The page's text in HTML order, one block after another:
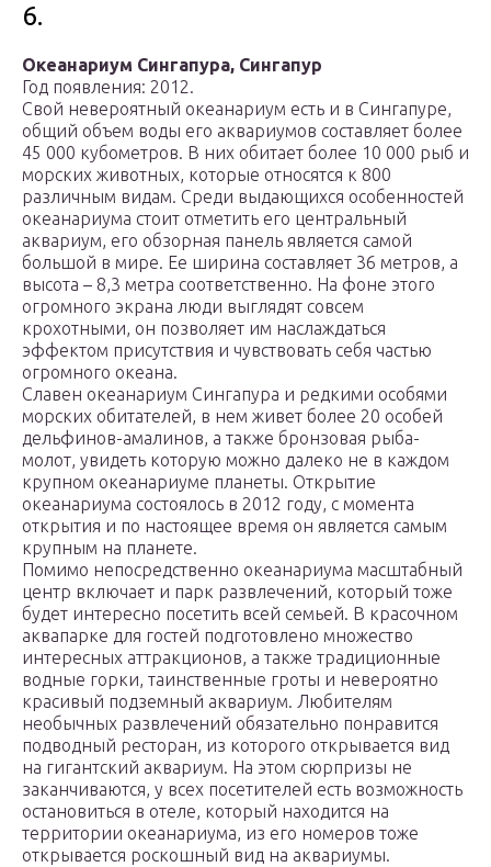
6.
Океанариум Сингапура, Сингапур
Год появления: 2012.
Свой невероятный океанариум есть и в Сингапуре,
общий объем воды его аквариумов составляет более
45 000 кубометров. В них обитает более 10 000 рыб и
морских животных, которые относятся к 800
различным видам. Среди выдающихся особенностей
океанариума стоит отметить его центральный
аквариум, его обзорная панель является самой
большой в мире. Ее ширина составляет 36 метров, а
высота – 8,3 метра соответственно. На фоне этого
огромного экрана люди выглядят совсем
крохотными, он позволяет им наслаждаться
эффектом присутствия и чувствовать себя частью
огромного океана.
Славен океанариум Сингапура и редкими особями
морских обитателей, в нем живет более 20 особей
дельфинов-амалинов, а также бронзовая рыба-
молот, увидеть которую можно далеко не в каждом
крупном океанариуме планеты. Открытие
океанариума состоялось в 2012 году, с момента
открытия и по настоящее время он является самым
крупным на планете.
Помимо непосредственно океанариума масштабный
центр включает и парк развлечений, который тоже
будет интересно посетить всей семьей. В красочном
аквапарке для гостей подготовлено множество
интересных аттракционов, а также традиционные
водные горки, таинственные гроты и невероятно
красивый подземный аквариум. Любителям
необычных развлечений обязательно понравится
подводный ресторан, из которого открывается вид
на гигантский аквариум. На этом сюрпризы не
заканчиваются, у всех посетителей есть возможность
остановиться в отеле, который находится на
территории океанариума, из его номеров тоже
открывается роскошный вид на аквариумы.